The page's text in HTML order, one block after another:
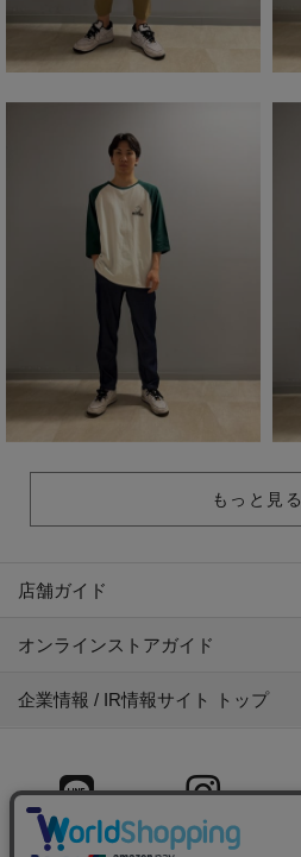
もっと見る
店舗ガイド
オンラインストアガイド
企業情報 / IR情報サイト トップ
LINE Instagram